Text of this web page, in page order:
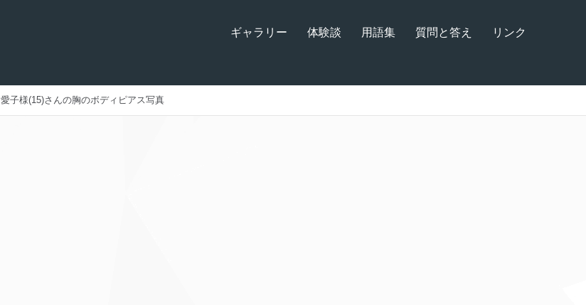
ギャラリー 体験談 用語集 質問と答え リンク
愛子様(15)さんの胸のボディピアス写真